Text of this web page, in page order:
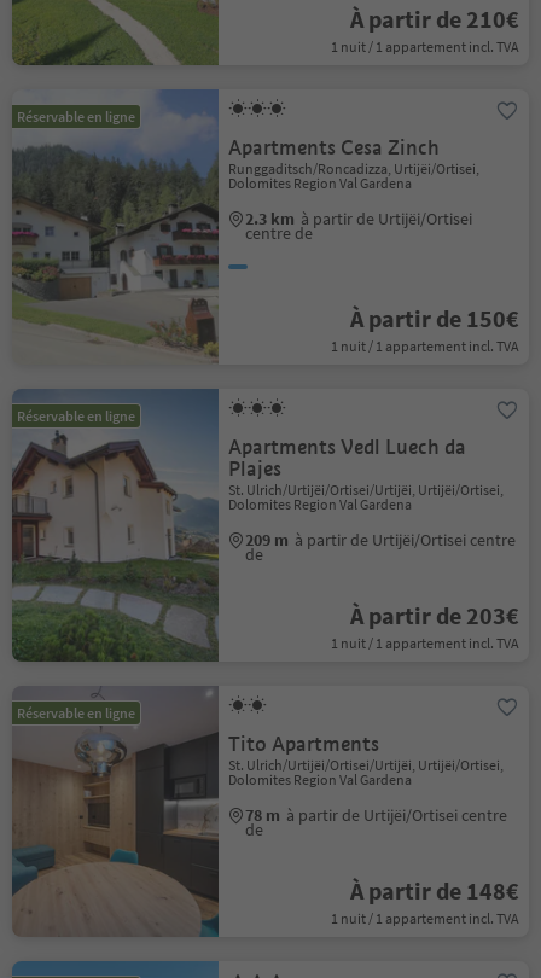
À partir de 210€
1 nuit / 1 appartement incl. TVA
Réservable en ligne
Apartments Cesa Zinch
Runggaditsch/Roncadizza, Urtijëi/Ortisei,
Dolomites Region Val Gardena
2.3 km à partir de Urtijëi/Ortisei
centre de
À partir de 150€
1 nuit / 1 appartement incl. TVA
Réservable en ligne
Apartments Vedl Luech da
Plajes
St. Ulrich/Urtijëi/Ortisei/Urtijëi, Urtijëi/Ortisei,
Dolomites Region Val Gardena
209 m à partir de Urtijëi/Ortisei centre
de
À partir de 203€
1 nuit / 1 appartement incl. TVA
Réservable en ligne
Tito Apartments
St. Ulrich/Urtijëi/Ortisei/Urtijëi, Urtijëi/Ortisei,
Dolomites Region Val Gardena
78 m à partir de Urtijëi/Ortisei centre
de
À partir de 148€
1 nuit / 1 appartement incl. TVA